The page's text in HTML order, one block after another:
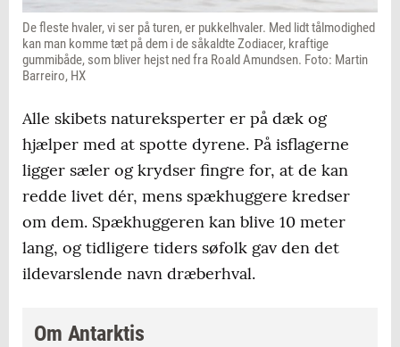
De fleste hvaler, vi ser på turen, er pukkelhvaler. Med lidt tålmodighed
kan man komme tæt på dem i de såkaldte Zodiacer, kraftige
gummibåde, som bliver hejst ned fra Roald Amundsen. Foto: Martin
Barreiro, HX
Alle skibets natureksperter er på dæk og
hjælper med at spotte dyrene. På isflagerne
ligger sæler og krydser fingre for, at de kan
redde livet dér, mens spækhuggere kredser
om dem. Spækhuggeren kan blive 10 meter
lang, og tidligere tiders søfolk gav den det
ildevarslende navn dræberhval.
Om Antarktis